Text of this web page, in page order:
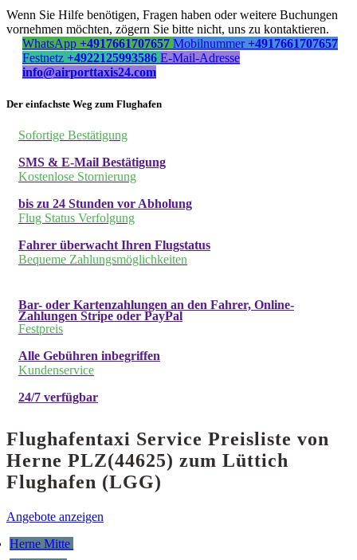
Wenn Sie Hilfe benötigen, Fragen haben oder weitere Buchungen
vornehmen möchten, zögern Sie bitte nicht, uns zu kontaktieren.
WhatsApp +4917661707657 Mobilnummer +4917661707657
Festnetz +4922125993586 E-Mail-Adresse
info@airporttaxis24.com
Der einfachste Weg zum Flughafen
Sofortige Bestätigung
SMS & E-Mail Bestätigung
Kostenlose Stornierung
bis zu 24 Stunden vor Abholung
Flug Status Verfolgung
Fahrer überwacht Ihren Flugstatus
Bequeme Zahlungsmöglichkeiten
Bar- oder Kartenzahlungen an den Fahrer, Online-
Zahlungen Stripe oder PayPal
Festpreis
Alle Gebühren inbegriffen
Kundenservice
24/7 verfügbar
Flughafentaxi Service Preisliste von
Herne PLZ(44625) zum Lüttich
Flughafen (LGG)
Angebote anzeigen
Herne Mitte